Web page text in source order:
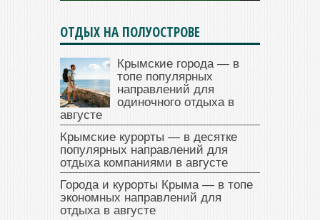
ОТДЫХ НА ПОЛУОСТРОВЕ
Крымские города — в
топе популярных
направлений для
одиночного отдыха в
августе
Крымские курорты — в десятке
популярных направлений для
отдыха компаниями в августе
Города и курорты Крыма — в топе
экономных направлений для
отдыха в августе